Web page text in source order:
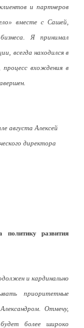
и партнеров
вместе с Сашей,
Я принимал
всегда находился в
вхождения в
августа Алексей
директора
развития
и кардинально
приоритетные
Отмечу,
более широко